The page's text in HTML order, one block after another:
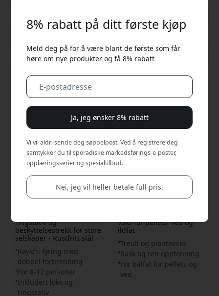
Vis alle kategorier
HERQS907
herQs Smokeless FirePit
ringstativ og
beskyttelsestrekk for store
selskaper - Rustfritt stål
Røykfri fyring med
dobbel forbrenning
For 8-12 personer
Inkludert lokk og
ringstativ
HERQS117
herQs Treullstenner –
voks for pellets, ved og
ildfat
Treull og plantevoks
Rask og ren opptenning
For bålfat for pellets og
ved
8% rabatt på ditt første kjøp
Meld deg på for å være blant de første som får
høre om nye produkter og få 8% rabatt
Ja, jeg ønsker 8% rabatt
Vi vil aldri sende deg søppelpost. Ved å registrere deg
samtykker du til sporadiske markedsførings-e-poster,
opplæringsserier og spesialtilbud.
Nei, jeg vil heller betale full pris.
Bruk denne koden i kassen for å få 8% rabatt.